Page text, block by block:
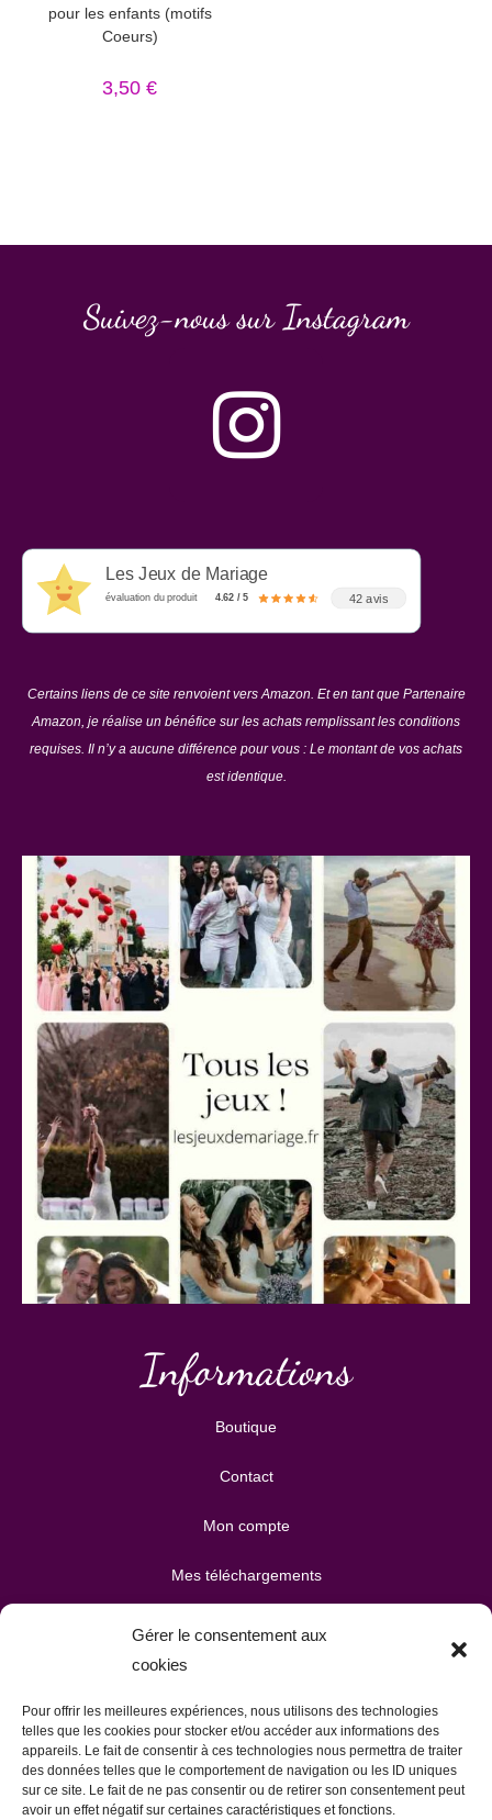
Gérer le consentement aux
cookies
Pour offrir les meilleures expériences, nous utilisons des technologies
telles que les cookies pour stocker et/ou accéder aux informations des
appareils. Le fait de consentir à ces technologies nous permettra de traiter
des données telles que le comportement de navigation ou les ID uniques
sur ce site. Le fait de ne pas consentir ou de retirer son consentement peut
avoir un effet négatif sur certaines caractéristiques et fonctions.
pour les enfants (motifs
Coeurs)
3,50€
Suivez-nous sur Instagram
Les Jeux de Mariage
évaluation du produit 4.62 / 5 42 avis
Certains liens de ce site renvoient vers Amazon. Et en tant que Partenaire
Amazon, je réalise un bénéfice sur les achats remplissant les conditions
requises. Il n’y a aucune différence pour vous : Le montant de vos achats
est identique.
Informations
Boutique
Contact
Mon compte
Mes téléchargements
Publicité & partenariats